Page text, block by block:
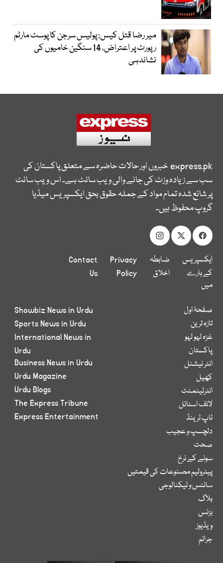
میر رضا قتل کیس: پولیس سرجن کا پوسٹ مارٹم
رپورٹ پر اعتراض، 14 سنگین خامیوں کی
نشاندہی
express.pkخبروں اور حالات حاضرہ سے متعلق پاکستان کی
سب سے زیادہ وزٹ کی جانے والی ویب سائٹ ہے۔ اس ویب سائٹ
پر شائع شدہ تمام مواد کے جملہ حقوق بحق ایکسپریس میڈیا
گروپ محفوظ ہیں۔
ایکسپریس
کے بارے
میں
ضابطہ
اخلاق
Privacy
Policy
Contact
Us
صفحۂ اول
تازہ ترین
غزہ لہو لہو
پاکستان
انٹر نیشنل
کھیل
انٹرٹینمنٹ
لائف اسٹائل
ٹاپ ٹرینڈ
دلچسپ و عجیب
صحت
سونے کے نرخ
پیٹرولیم مصنوعات کی قیمتیں
سائنس و ٹیکنالوجی
بلاگ
بزنس
ویڈیوز
جرائم
Showbiz News in Urdu
Sports News in Urdu
International News in
Urdu
Business News in Urdu
Urdu Magazine
Urdu Blogs
The Express Tribune
Express Entertainment